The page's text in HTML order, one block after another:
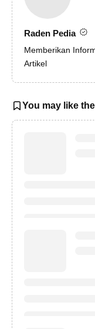
Raden Pedia
Memberikan
Artikel
You may like